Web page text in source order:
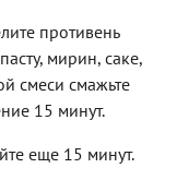
противень
мирин, саке,
смеси смажьте
15 минут.
еще 15 минут.